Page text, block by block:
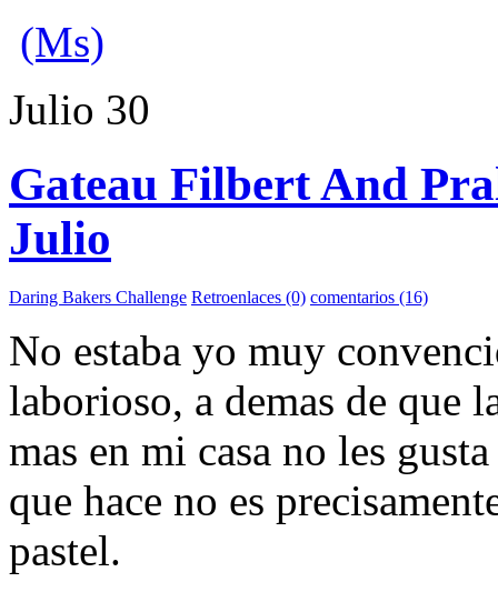
(Ms)
Julio 30
Gateau Filbert And
Julio
Daring Bakers Challenge Retroenlaces (0) comentarios (16)
No estaba yo muy
laborioso, a demas de que
mas en mi casa no les
que hace no es
pastel.